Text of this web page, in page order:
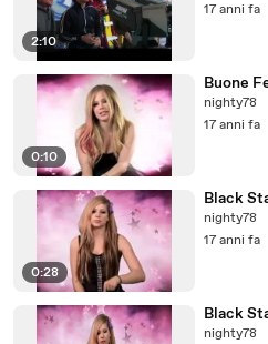
2:10
17 anni fa
0:10
Buone
nighty78
17 anni fa
0:28
Black
nighty78
17 anni fa
Black
nighty78